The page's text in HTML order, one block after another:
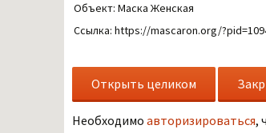
Объект: Маска Женская
Ссылка: https://mascaron.org/
Необходимо авторизироваться,